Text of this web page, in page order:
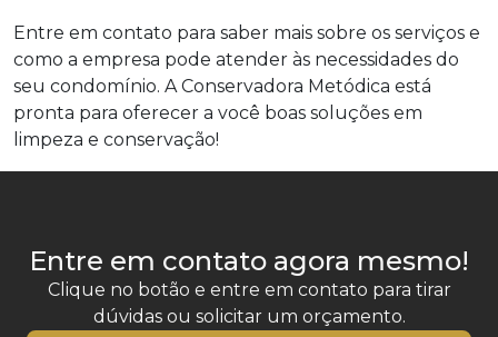
Entre em contato para saber mais sobre os serviços e
como a empresa pode atender às necessidades do
seu condomínio. A Conservadora Metódica está
pronta para oferecer a você boas soluções em
limpeza e conservação!
Entre em contato agora mesmo!
Clique no botão e entre em contato para tirar
dúvidas ou solicitar um orçamento.